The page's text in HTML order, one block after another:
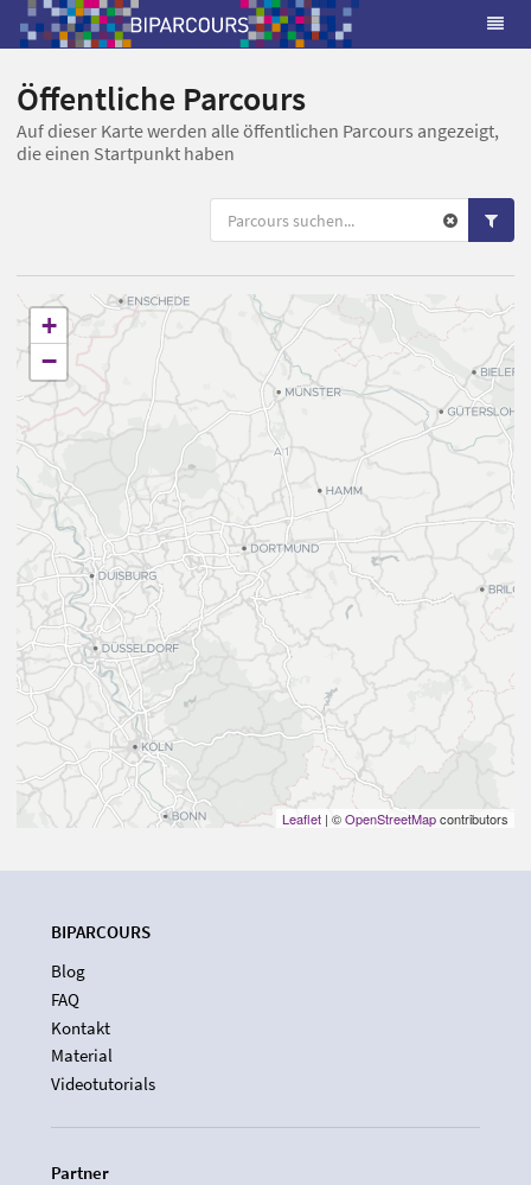
Öffentliche Parcours
Auf dieser Karte werden alle öffentlichen Parcours angezeigt,
die einen Startpunkt haben
+
−
Leaflet | ©OpenStreetMapcontributors
BIPARCOURS
Blog
FAQ
Kontakt
Material
Videotutorials
Partner